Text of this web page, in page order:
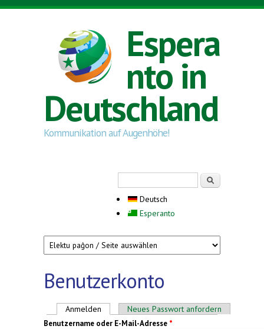
Direkt zum Inhalt
Espera
nto in
Deutschland
Kommunikation auf Augenhöhe!
Deutsch
Esperanto
Benutzerkonto
Haupt-Reiter
Anmelden (aktiver Reiter)
Neues Passwort anfordern
Benutzername oder E-Mail-Adresse *